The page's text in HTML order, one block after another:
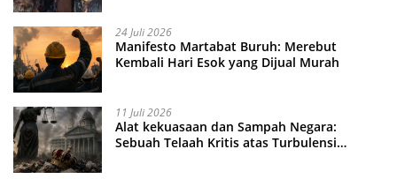
24 Juli 2026
Manifesto Martabat Buruh: Merebut
Kembali Hari Esok yang Dijual Murah
11 Juli 2026
Alat kekuasaan dan Sampah Negara:
Sebuah Telaah Kritis atas Turbulensi